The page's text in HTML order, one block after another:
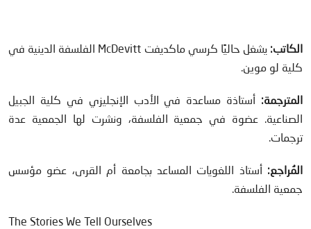
الكاتب:
يشغل حاليًا كرسي ماكديفت McDevitt الفلسفة الدينية في
كلية لو موين.
المترجمة: أستاذة مساعدة في الأدب الإنجليزي في كلية الجبيل
الصناعية. عضوة في جمعية الفلسفة، ونشرت لها الجمعية عدة
ترجمات.
المُراجع: أستاذ اللغويات المساعد بجامعة أم القرى، عضو مؤسس
جمعية الفلسفة.
The Stories We Tell Ourselves